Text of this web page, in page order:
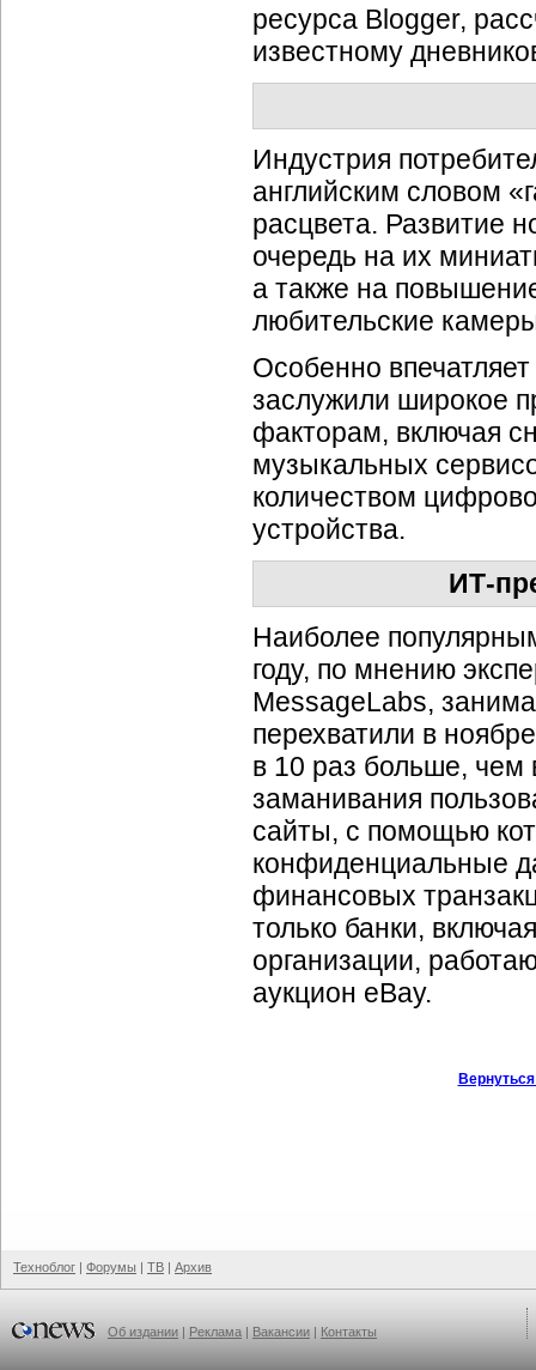
ресурса Blogger,
известному
Индустрия
английским словом
расцвета. Развитие
очередь на их
а также на
любительские
Особенно
заслужили широкое
факторам, включая
музыкальных
количеством
устройства.
ИТ-
Наиболее
году, по мнению
MessageLabs,
перехватили в
в 10 раз больше, чем
заманивания
сайты, с помощью
конфиденциальные
финансовых
только банки,
организации,
аукцион eBay.
Техноблог | Форумы | ТВ | Архив
Об издании | Реклама | Вакансии | Контакты